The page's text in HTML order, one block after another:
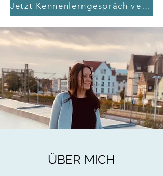
Jetzt Kennenlerngespräch vereinbaren
ÜBER MICH